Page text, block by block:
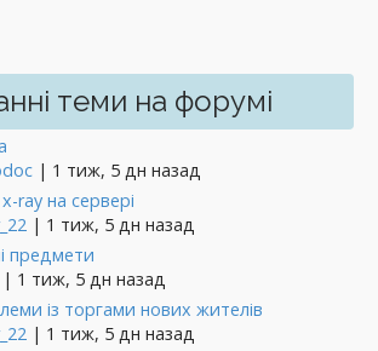
теми на форумі
| 1 тиж, 5 дн назад
ray на сервері
| 1 тиж, 5 дн назад
предмети
| 1 тиж, 5 дн назад
із торгами нових жителів
| 1 тиж, 5 дн назад